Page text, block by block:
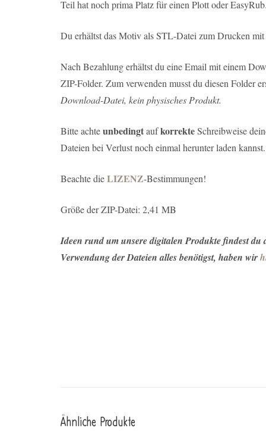
Teil hat noch prima Platz für einen Plott oder
Du erhältst das Motiv als STL-Datei zum Drucken
Nach Bezahlung erhältst du eine Email mit einem
ZIP-Folder. Zum verwenden musst du diesen Folder
Download-Datei, kein physisches Produkt.
Bitte achteunbedingtaufkorrekteSchreibweise
Dateien bei Verlust noch einmal herunter laden kannst.
Beachte dieLIZENZ-Bestimmungen!
Größe der ZIP-Datei: 2,41 MB
Ideen rund um unsere digitalen Produkte findest du
Verwendung der Dateien alles benötigst, haben wir
Ähnliche Produkte